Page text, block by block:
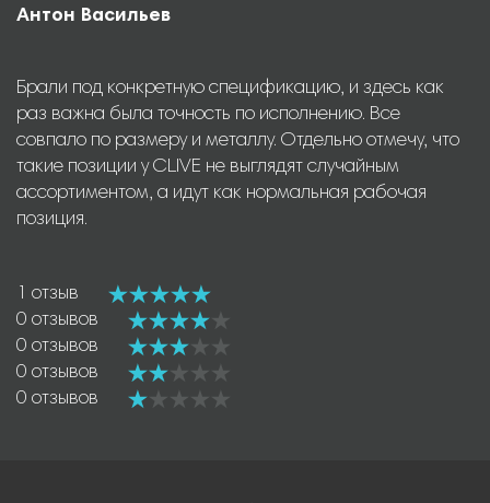
Антон Васильев
Брали под конкретную спецификацию, и здесь как
раз важна была точность по исполнению. Все
совпало по размеру и металлу. Отдельно отмечу, что
такие позиции у CLIVE не выглядят случайным
ассортиментом, а идут как нормальная рабочая
позиция.
1 отзыв
0 отзывов
0 отзывов
0 отзывов
0 отзывов